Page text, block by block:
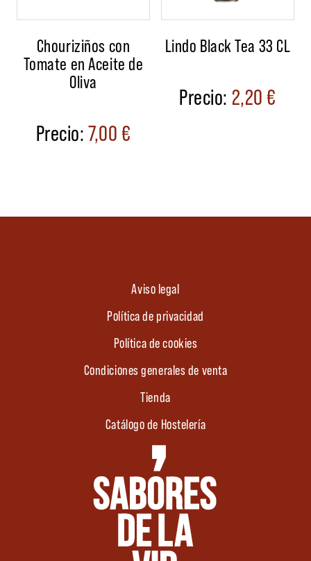
Chouriziños con
Tomate en Aceite de
Oliva
7,00€
Lindo Black Tea 33 CL
2,20€
Aviso legal
Política de privacidad
Política de cookies
Condiciones generales de venta
Tienda
Catálogo de Hostelería